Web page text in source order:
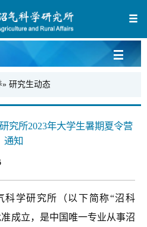
» 研究生动态
究所2023年大学生暑期夏令营
通知
科学研究所（以下简称“沼科
成立，是中国唯一专业从事沼